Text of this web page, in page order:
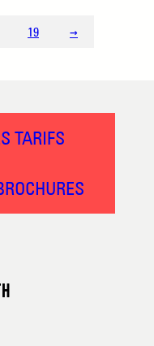
19 →
TARIFS